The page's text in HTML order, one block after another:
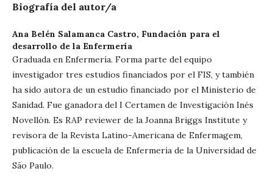
Biografía del autor/a
Ana Belén Salamanca Castro, Fundación para el
desarrollo de la Enfermería
Graduada en Enfermería. Forma parte del equipo
investigador tres estudios financiados por el FIS, y también
ha sido autora de un estudio financiado por el Ministerio de
Sanidad. Fue ganadora del I Certamen de Investigación Inés
Novellón. Es RAP reviewer de la Joanna Briggs Institute y
revisora de la Revista Latino-Americana de Enfermagem,
publicación de la escuela de Enfermería de la Universidad de
São Paulo.